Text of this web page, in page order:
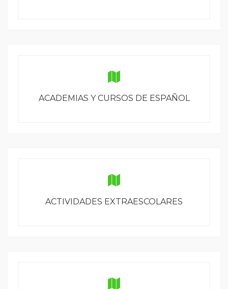
ACADEMIAS Y CURSOS DE ESPAÑOL
ACTIVIDADES EXTRAESCOLARES